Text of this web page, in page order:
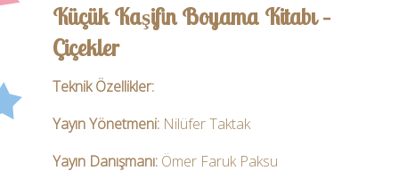
Küçük Kaşifin Boyama Kitabı –
Çiçekler
Teknik Özellikler:
Yayın Yönetmeni: Nilüfer Taktak
Yayın Danışmanı: Ömer Faruk Paksu